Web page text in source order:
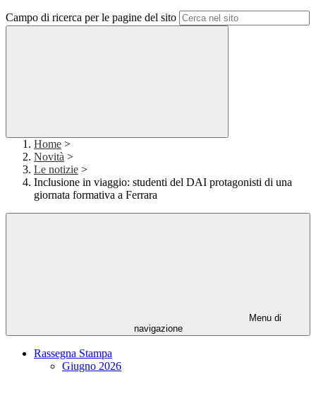
Campo di ricerca per le pagine del sito
Home >
Novità >
Le notizie >
Inclusione in viaggio: studenti del DAI protagonisti di una
giornata formativa a Ferrara
Menu di
navigazione
Rassegna Stampa
Giugno 2026